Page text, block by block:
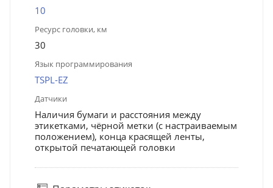
10
Ресурс головки, км
30
Язык программирования
TSPL-EZ
Датчики
Наличия бумаги и расстояния между
этикетками, чёрной метки (с настраиваемым
положением), конца красящей ленты,
открытой печатающей головки